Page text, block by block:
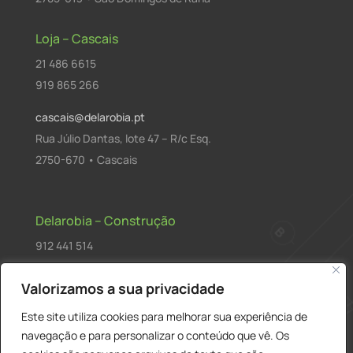
Valorizamos a sua privacidade
Este site utiliza cookies para melhorar sua experiência de
navegação e para personalizar o conteúdo que vê. Os
Loja – Cascais
21 486 6615
919 865 266
cascais@delarobia.pt
Rua Júlio Dantas, lote 47 – R/c Esq.
2750-670 • Cascais
Delarobia – Construção
912 441 514
R. António Andrade, 1171
2820-287 • Charneca de Caparica